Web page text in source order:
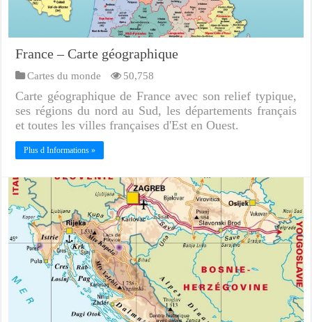
France – Carte géographique
Cartes du monde 50,758
Carte géographique de France avec son relief typique,
ses régions du nord au Sud, les départements français
et toutes les villes françaises d'Est en Ouest.
Plus d Informations »